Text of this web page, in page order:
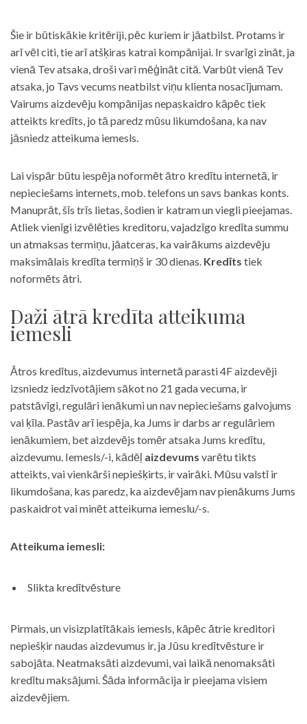
Šie ir būtiskākie kritēriji, pēc kuriem ir jāatbilst. Protams ir
arī vēl citi, tie arī atšķiras katrai kompānijai. Ir svarīgi zināt, ja
vienā Tev atsaka, droši vari mēģināt citā. Varbūt vienā Tev
atsaka, jo Tavs vecums neatbilst viņu klienta nosacījumam.
Vairums aizdevēju kompānijas nepaskaidro kāpēc tiek
atteikts kredīts, jo tā paredz mūsu likumdošana, ka nav
jāsniedz atteikuma iemesls.
Lai vispār būtu iespēja noformēt ātro kredītu internetā, ir
nepieciešams internets, mob. telefons un savs bankas konts.
Manuprāt, šīs trīs lietas, šodien ir katram un viegli pieejamas.
Atliek vienīgi izvēlēties kreditoru, vajadzīgo kredīta summu
un atmaksas termiņu, jāatceras, ka vairākums aizdevēju
maksimālais kredīta termiņš ir 30 dienas. Kredīts tiek
noformēts ātri.
Daži ātrā kredīta atteikuma
iemesli
Ātros kredītus, aizdevumus internetā parasti 4F aizdevēji
izsniedz iedzīvotājiem sākot no 21 gada vecuma, ir
patstāvīgi, regulāri ienākumi un nav nepieciešams galvojums
vai ķīla. Pastāv arī iespēja, ka Jums ir darbs ar regulāriem
ienākumiem, bet aizdevējs tomēr atsaka Jums kredītu,
aizdevumu. Iemesls/-i, kādēļ aizdevums varētu tikts
atteikts, vai vienkārši nepiešķirts, ir vairāki. Mūsu valstī ir
likumdošana, kas paredz, ka aizdevējam nav pienākums Jums
paskaidrot vai minēt atteikuma iemeslu/-s.
Atteikuma iemesli:
Slikta kredītvēsture
Pirmais, un visizplatītākais iemesls, kāpēc ātrie kreditori
nepiešķir naudas aizdevumus ir, ja Jūsu kredītvēsture ir
sabojāta. Neatmaksāti aizdevumi, vai laikā nenomaksāti
kredītu maksājumi. Šāda informācija ir pieejama visiem
aizdevējiem.